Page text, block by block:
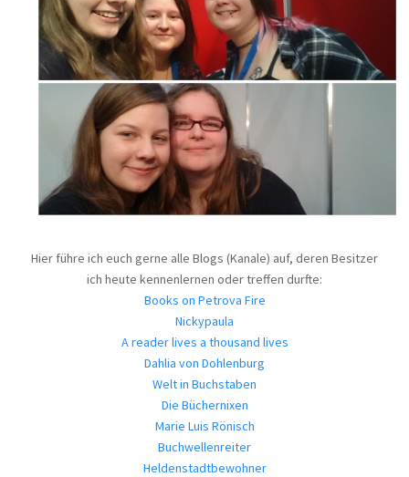
Hier führe ich euch gerne alle Blogs (Kanale) auf, deren Besitzer
ich heute kennenlernen oder treffen durfte:
Books on Petrova Fire
Nickypaula
A reader lives a thousand lives
Dahlia von Dohlenburg
Welt in Buchstaben
Die Büchernixen
Marie Luis Rönisch
Buchwellenreiter
Heldenstadtbewohner